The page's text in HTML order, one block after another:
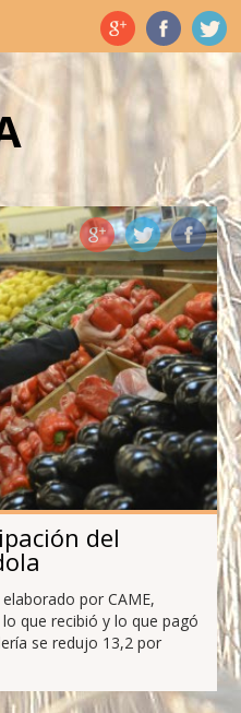
del
por CAME,
que recibió y lo que pagó
se redujo 13,2 por